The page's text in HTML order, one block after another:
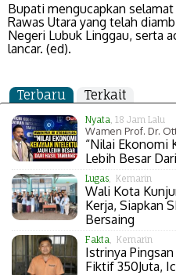
Bupati mengucapkan
Rawas Utara yang telah
Negeri Lubuk Linggau, serta
lancar. (ed).
Terbaru Terkait
Nyata, 18 Jam Lalu
Wamen Prof. Dr.
“Nilai Ekonomi
Lebih Besar
Lugas, Kemarin
Wali Kota
Kerja, Siapkan
Bersaing
Fakta, Kemarin
Istrinya
Fiktif 350Juta,